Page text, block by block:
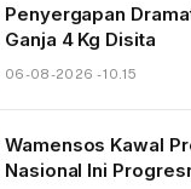
Penyergapan
Ganja 4 Kg Disita
06-08-2026 - 10.15
Wamensos Kawal
Nasional Ini